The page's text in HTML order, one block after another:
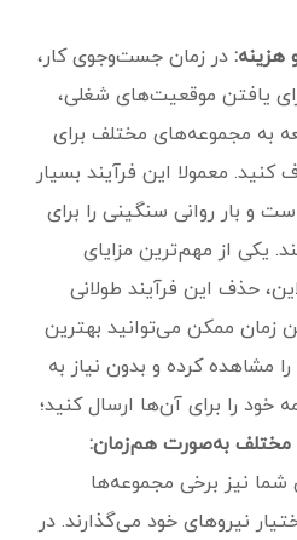
در زمان جست‌وجوی کار،
یافتن موقعیت‌های شغلی،
به مجموعه‌های مختلف برای
معمولا این فرآیند بسیار
و بار روانی سنگینی را برای
یکی از مهم‌ترین مزایای
حذف این فرآیند طولانی
زمان ممکن می‌توانید بهترین
مشاهده کرده و بدون نیاز به
خود را برای آن‌ها ارسال کنید؛
به‌صورت هم‌زمان:
نیز برخی مجموعه‌ها
نیروهای خود می‌گذارند. در